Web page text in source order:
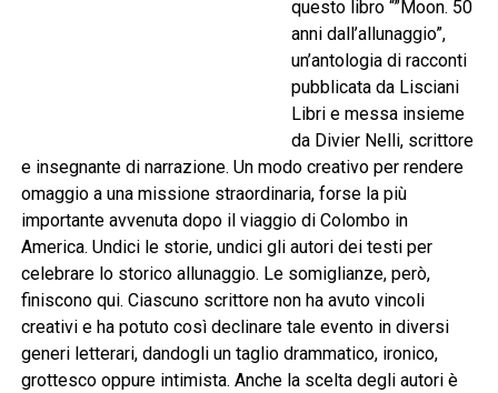
questo libro “”Moon. 50
anni dall’allunaggio”,
un’antologia di racconti
pubblicata da Lisciani
Libri e messa insieme
da Divier Nelli, scrittore
e insegnante di narrazione. Un modo creativo per rendere
omaggio a una missione straordinaria, forse la più
importante avvenuta dopo il viaggio di Colombo in
America. Undici le storie, undici gli autori dei testi per
celebrare lo storico allunaggio. Le somiglianze, però,
finiscono qui. Ciascuno scrittore non ha avuto vincoli
creativi e ha potuto così declinare tale evento in diversi
generi letterari, dandogli un taglio drammatico, ironico,
grottesco oppure intimista. Anche la scelta degli autori è